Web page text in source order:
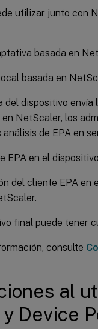
utilizar junto con
basada en
basada en
del dispositivo
en NetScaler, los
de EPA en
EPA en el
del cliente EPA
final puede tener
consulte
al
Device